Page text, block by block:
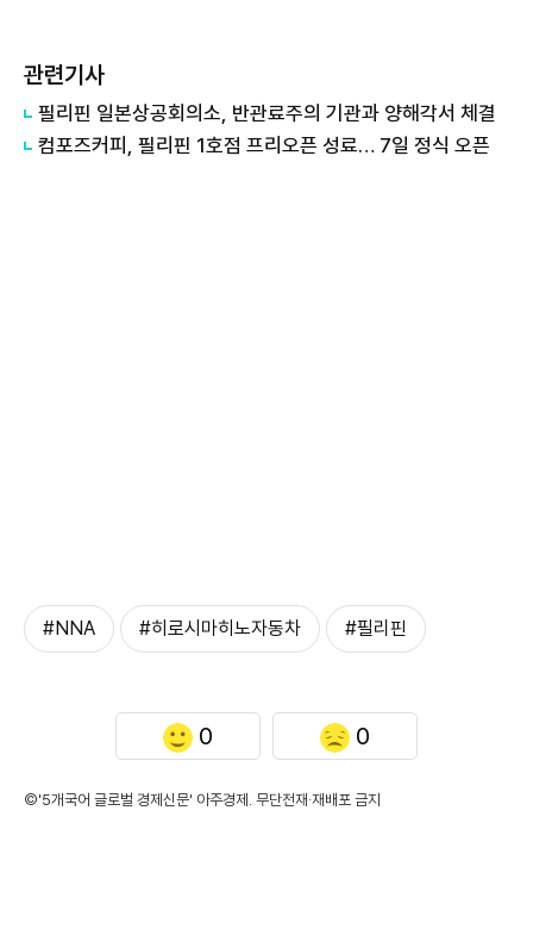
관련기사
필리핀 일본상공회의소, 반관료주의 기관과 양해각서 체결
컴포즈커피, 필리핀 1호점 프리오픈 성료… 7일 정식 오픈
#NNA #히로시마히노자동차 #필리핀
0 0
©'5개국어 글로벌 경제신문' 아주경제. 무단전재·재배포 금지